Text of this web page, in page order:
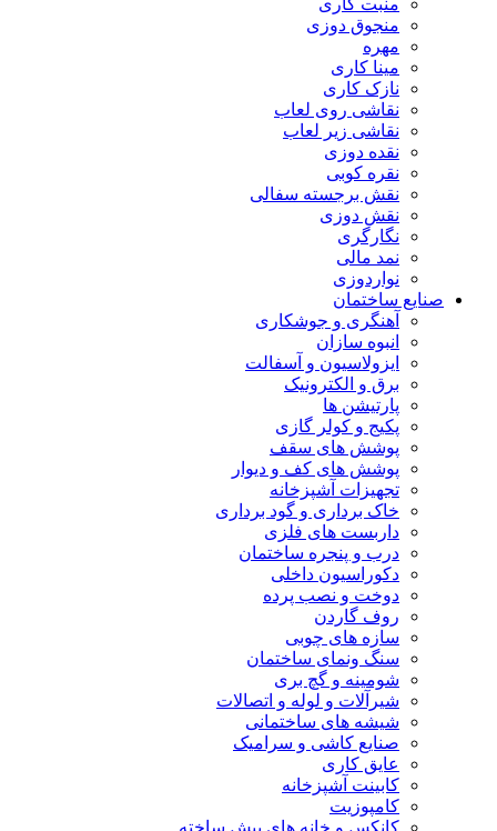
منبت کاری
منجوق دوزی
مهره
مینا کاری
نازک کاری
نقاشی روی لعاب
نقاشی زیر لعاب
نقده دوزی
نقره کوبی
نقش برجسته سفالی
نقش دوزی
نگارگری
نمد مالی
نواردوزی
صنایع ساختمان
آهنگری و جوشکاری
انبوه سازان
ایزولاسیون و آسفالت
برق و الکترونیک
پارتیشن ها
پکیج و کولر گازی
پوشش های سقف
پوشش های کف و دیوار
تجهیزات آشپزخانه
خاک برداری و گود برداری
داربست های فلزی
درب و پنجره ساختمان
دکوراسیون داخلی
دوخت و نصب پرده
روف گاردن
سازه های چوبی
سنگ ونمای ساختمان
شومینه و گچ بری
شیرآلات و لوله و اتصالات
شیشه های ساختمانی
صنایع کاشی و سرامیک
عایق کاری
کابینت آشپزخانه
کامپوزیت